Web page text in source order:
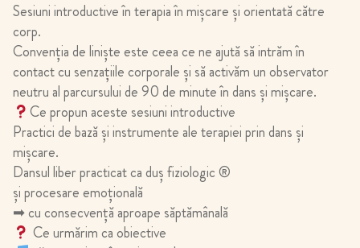
Sesiuni introductive în terapia în mişcare şi orientată către
corp.
Convenția de linişte este ceea ce ne ajută să intrăm în
contact cu senzațiile corporale şi să activăm un observator
neutru al parcursului de 90 de minute în dans şi mişcare.
Ce propun aceste sesiuni introductive
Practici de bază şi instrumente ale terapiei prin dans şi
mişcare.
Dansul liber practicat ca duş fiziologic ®
și procesare emoțională
➡ cu consecvență aproape săptămânală
Ce urmărim ca obiective